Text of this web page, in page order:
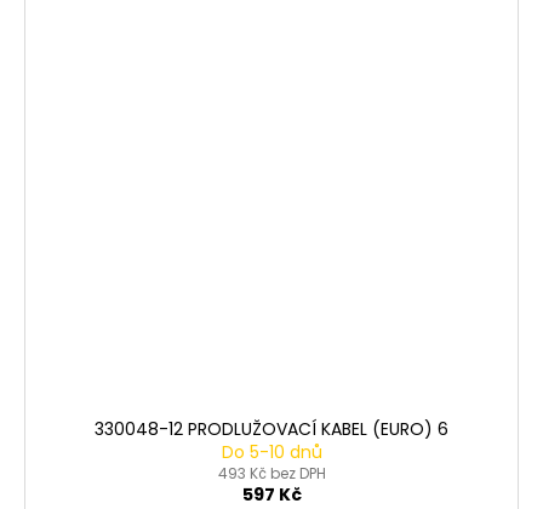
330048-12 PRODLUŽOVACÍ KABEL (EURO) 6
Do 5-10 dnů
493 Kč bez DPH
597 Kč